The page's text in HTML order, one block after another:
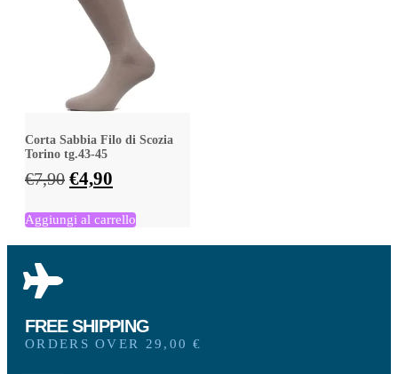
Corta Sabbia Filo di Scozia
Torino tg.43-45
€7,90 €4,90
Aggiungi al carrello
FREE SHIPPING
ORDERS OVER 29,00 €